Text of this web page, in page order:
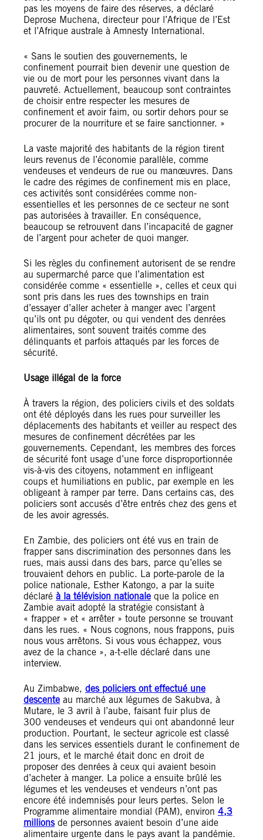
pas les moyens de faire des réserves, a déclaré
Deprose Muchena, directeur pour l’Afrique de l’Est
et l’Afrique australe à Amnesty International.
« Sans le soutien des gouvernements, le
confinement pourrait bien devenir une question de
vie ou de mort pour les personnes vivant dans la
pauvreté. Actuellement, beaucoup sont contraintes
de choisir entre respecter les mesures de
confinement et avoir faim, ou sortir dehors pour se
procurer de la nourriture et se faire sanctionner. »
La vaste majorité des habitants de la région tirent
leurs revenus de l’économie parallèle, comme
vendeuses et vendeurs de rue ou manœuvres. Dans
le cadre des régimes de confinement mis en place,
ces activités sont considérées comme non-
essentielles et les personnes de ce secteur ne sont
pas autorisées à travailler. En conséquence,
beaucoup se retrouvent dans l’incapacité de gagner
de l’argent pour acheter de quoi manger.
Si les règles du confinement autorisent de se rendre
au supermarché parce que l’alimentation est
considérée comme « essentielle », celles et ceux qui
sont pris dans les rues des townships en train
d’essayer d’aller acheter à manger avec l’argent
qu’ils ont pu dégoter, ou qui vendent des denrées
alimentaires, sont souvent traités comme des
délinquants et parfois attaqués par les forces de
sécurité.
Usage illégal de la force
À travers la région, des policiers civils et des soldats
ont été déployés dans les rues pour surveiller les
déplacements des habitants et veiller au respect des
mesures de confinement décrétées par les
gouvernements. Cependant, les membres des forces
de sécurité font usage d’une force disproportionnée
vis-à-vis des citoyens, notamment en infligeant
coups et humiliations en public, par exemple en les
obligeant à ramper par terre. Dans certains cas, des
policiers sont accusés d’être entrés chez des gens et
de les avoir agressés.
En Zambie, des policiers ont été vus en train de
frapper sans discrimination des personnes dans les
rues, mais aussi dans des bars, parce qu’elles se
trouvaient dehors en public. La porte-parole de la
police nationale, Esther Katongo, a par la suite
déclaré à la télévision nationale que la police en
Zambie avait adopté la stratégie consistant à
« frapper » et « arrêter » toute personne se trouvant
dans les rues. « Nous cognons, nous frappons, puis
nous vous arrêtons. Si vous vous échappez, vous
avez de la chance », a-t-elle déclaré dans une
interview.
Au Zimbabwe, des policiers ont effectué une
descente au marché aux légumes de Sakubva, à
Mutare, le 3 avril à l’aube, faisant fuir plus de
300 vendeuses et vendeurs qui ont abandonné leur
production. Pourtant, le secteur agricole est classé
dans les services essentiels durant le confinement de
21 jours, et le marché était donc en droit de
proposer des denrées à ceux qui avaient besoin
d’acheter à manger. La police a ensuite brûlé les
légumes et les vendeuses et vendeurs n’ont pas
encore été indemnisés pour leurs pertes. Selon le
Programme alimentaire mondial (PAM), environ 4,3
millionsde personnes avaient besoin d’une aide
alimentaire urgente dans le pays avant la pandémie.